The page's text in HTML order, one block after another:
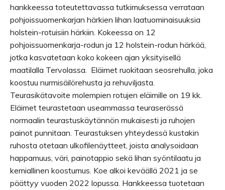
hankkeessa toteutettavassa tutkimuksessa verrataan
pohjoissuomenkarjan härkien lihan laatuominaisuuksia
holstein-rotuisiin härkiin. Kokeessa on 12
pohjoissuomenkarja-rodun ja 12 holstein-rodun härkää,
jotka kasvatetaan koko kokeen ajan yksityisellä
maatilalla Tervolassa. Eläimet ruokitaan seosrehulla, joka
koostuu nurmisäilörehusta ja rehuviljasta.
Teurasikätavoite molempien rotujen eläimille on 19 kk.
Eläimet teurastetaan useammassa teuraserässä
normaalin teurastuskäytännön mukaisesti ja ruhojen
painot punnitaan. Teurastuksen yhteydessä kustakin
ruhosta otetaan ulkofilenäytteet, joista analysoidaan
happamuus, väri, painotappio sekä lihan syöntilaatu ja
kemiallinen koostumus. Koe alkoi keväällä 2021 ja se
päättyy vuoden 2022 lopussa. Hankkeessa tuotetaan